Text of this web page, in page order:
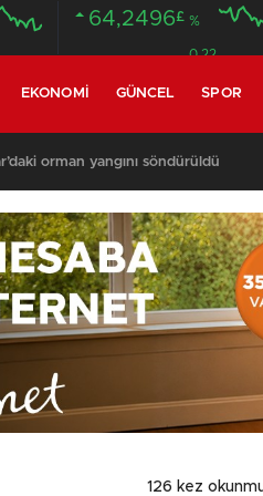
64,2496£ %
0.22
EKONOMI GÜNCEL SPOR
orman yangını söndürüldü
126 kez